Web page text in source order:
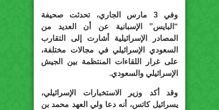
وفي 3 مارس الجاري، تحدثت صحيفة
“البايس” الإسبانية عن أن العديد من
المصادر الإسرائيلية أشارت إلى التقارب
السعودي الإسرائيلي في مجالات مختلفة،
على غرار اللقاءات المنتظمة بين الجيش
الإسرائيلي والسعودي.
وقد أكد وزير الاستخبارات الإسرائيلي،
يسرائيل كاتس، أنه دعا ولي العهد محمد بن